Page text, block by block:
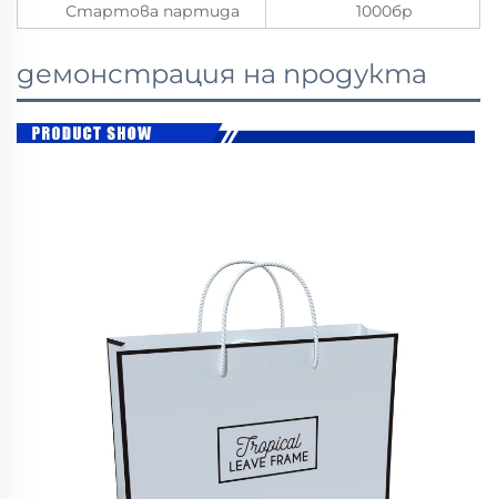
Стартова партида
1000бр
демонстрация на продукта